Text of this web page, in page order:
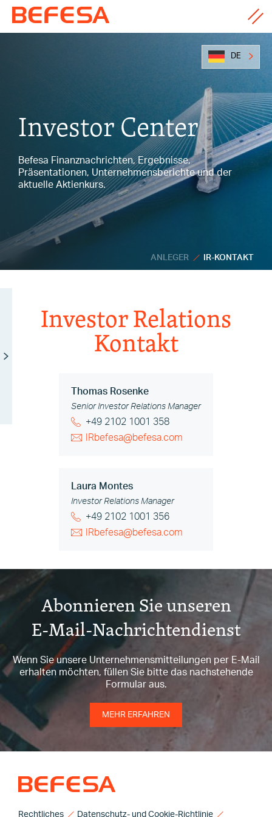
DE
Investor Center
Befesa Finanznachrichten, Ergebnisse,
Präsentationen, Unternehmensberichte und der
aktuelle Aktienkurs.
ANLEGER IR-KONTAKT
Investor Relations
Kontakt
Thomas Rosenke
Senior Investor Relations Manager
+49 2102 1001 358
IRbefesa@befesa.com
Laura Montes
Investor Relations Manager
+49 2102 1001 356
IRbefesa@befesa.com
Abonnieren Sie unseren
E-Mail-Nachrichtendienst
Wenn Sie unsere Unternehmensmitteilungen per E-Mail
erhalten möchten, füllen Sie bitte das nachstehende
Formular aus.
MEHR ERFAHREN
Rechtliches Datenschutz- und Cookie-Richtlinie